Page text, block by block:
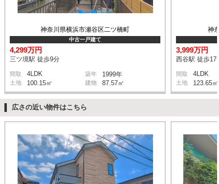
神奈川県横浜市瀬谷区二ツ橋町
中古一戸建て
4,299万円
三ツ境駅 徒歩9分
間取 4LDK 築年 1999年
土地 100.15㎡ 建物 87.57㎡
神
3,999万円
西谷駅 徒歩17
間取 4LDK
土地 123.65㎡
広さの近い物件はこちら